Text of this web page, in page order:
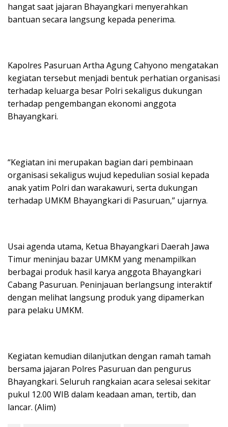
hangat saat jajaran Bhayangkari menyerahkan
bantuan secara langsung kepada penerima.
Kapolres Pasuruan Artha Agung Cahyono mengatakan
kegiatan tersebut menjadi bentuk perhatian organisasi
terhadap keluarga besar Polri sekaligus dukungan
terhadap pengembangan ekonomi anggota
Bhayangkari.
“Kegiatan ini merupakan bagian dari pembinaan
organisasi sekaligus wujud kepedulian sosial kepada
anak yatim Polri dan warakawuri, serta dukungan
terhadap UMKM Bhayangkari di Pasuruan,” ujarnya.
Usai agenda utama, Ketua Bhayangkari Daerah Jawa
Timur meninjau bazar UMKM yang menampilkan
berbagai produk hasil karya anggota Bhayangkari
Cabang Pasuruan. Peninjauan berlangsung interaktif
dengan melihat langsung produk yang dipamerkan
para pelaku UMKM.
Kegiatan kemudian dilanjutkan dengan ramah tamah
bersama jajaran Polres Pasuruan dan pengurus
Bhayangkari. Seluruh rangkaian acara selesai sekitar
pukul 12.00 WIB dalam keadaan aman, tertib, dan
lancar. (Alim)